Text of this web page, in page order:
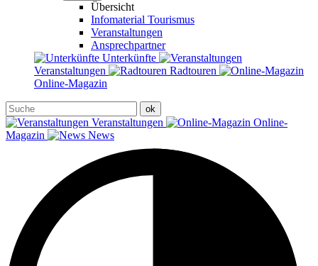
Übersicht
Infomaterial Tourismus
Veranstaltungen
Ansprechpartner
Unterkünfte
Veranstaltungen
Radtouren
Online-Magazin
Veranstaltungen
Online-
Magazin
News